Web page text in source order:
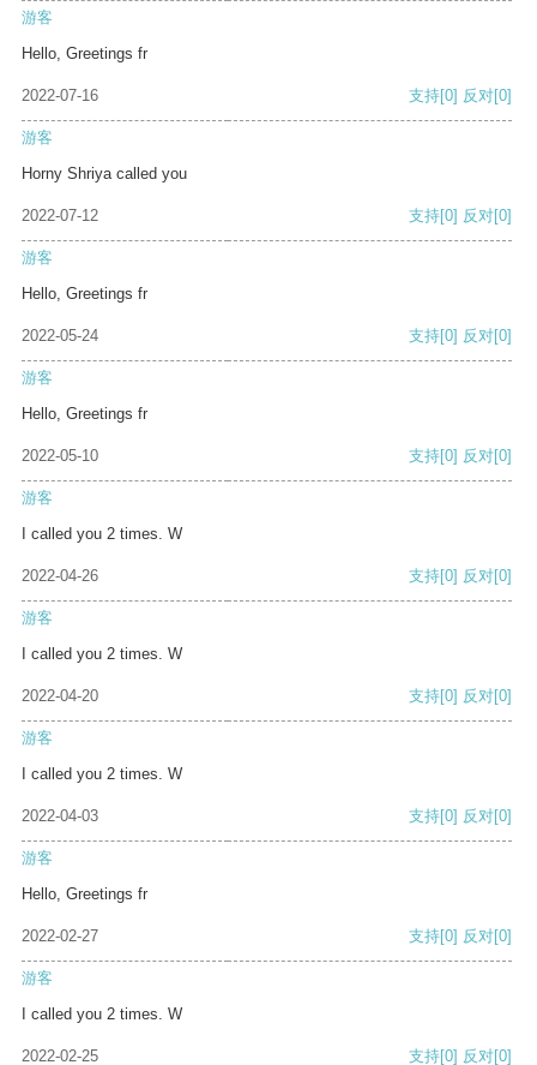
游客
Hello, Greetings fr
2022-07-16 支持[0] 反对[0]
游客
Horny Shriya called you
2022-07-12 支持[0] 反对[0]
游客
Hello, Greetings fr
2022-05-24 支持[0] 反对[0]
游客
Hello, Greetings fr
2022-05-10 支持[0] 反对[0]
游客
I called you 2 times. W
2022-04-26 支持[0] 反对[0]
游客
I called you 2 times. W
2022-04-20 支持[0] 反对[0]
游客
I called you 2 times. W
2022-04-03 支持[0] 反对[0]
游客
Hello, Greetings fr
2022-02-27 支持[0] 反对[0]
游客
I called you 2 times. W
2022-02-25 支持[0] 反对[0]